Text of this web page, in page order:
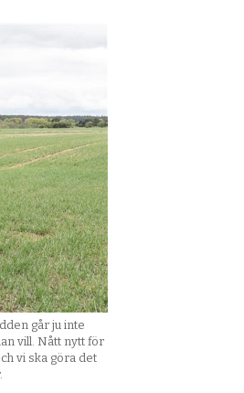
går ju inte
vill. Nått nytt för
vi ska göra det